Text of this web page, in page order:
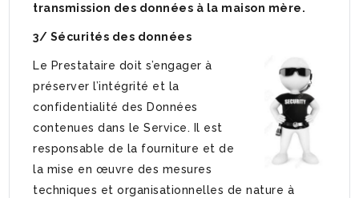
transmission des données à la maison mère.
3/ Sécurités des données
Le Prestataire doit s’engager à
préserver l’intégrité et la
confidentialité des Données
contenues dans le Service. Il est
responsable de la fourniture et de
la mise en œuvre des mesures
techniques et organisationnelles de nature à